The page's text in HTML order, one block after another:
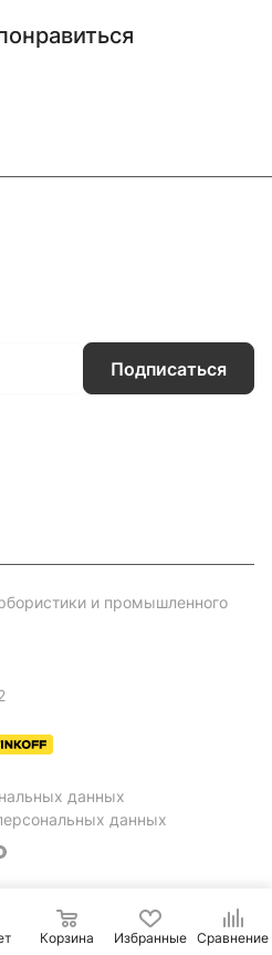
Подписаться
и промышленного
данных
данных
Корзина Избранные Сравнение